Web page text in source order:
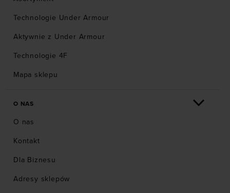
Technologie Under Armour
Aktywnie z Under Armour
Technologie 4F
Mapa sklepu
O NAS
O nas
Kontakt
Dla Biznesu
Adresy sklepów